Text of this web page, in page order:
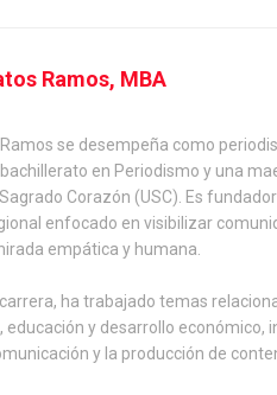
Ramos, MBA
se desempeña como
en Periodismo y una
Corazón (USC). Es
enfocado en visibilizar
empática y humana.
ha trabajado temas
educación y desarrollo económico,
y la producción de